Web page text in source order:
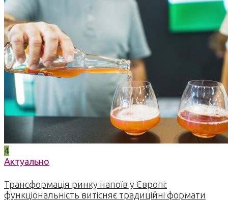
4
Актуально
Трансформація ринку напоїв у Європі:
функціональність витісняє традиційні формати